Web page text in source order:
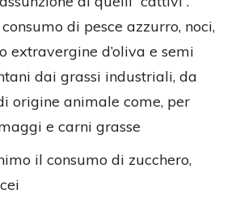
di pesce azzurro, noci,
extravergine d’oliva e semi
dai grassi industriali, da
origine animale come, per
e carni grasse
il consumo di zucchero,